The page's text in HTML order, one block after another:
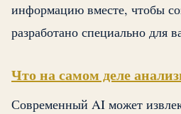
информацию вместе, чтобы
разработано специально для
Что на самом деле
Современный AI может